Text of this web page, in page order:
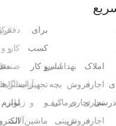
املاک
اجاره
تجاری
اجاره
فروش
تجاری
فروش
بهداشتی
،
درمانی
تزیینی
لباس
بچه
کیف
،
برای
کسب
و کار
تجهیزات
و
ماشین‌آلات
آرایشگاه
و
سالن‌های
زیبایی
دفتر
کارو و
لوازم